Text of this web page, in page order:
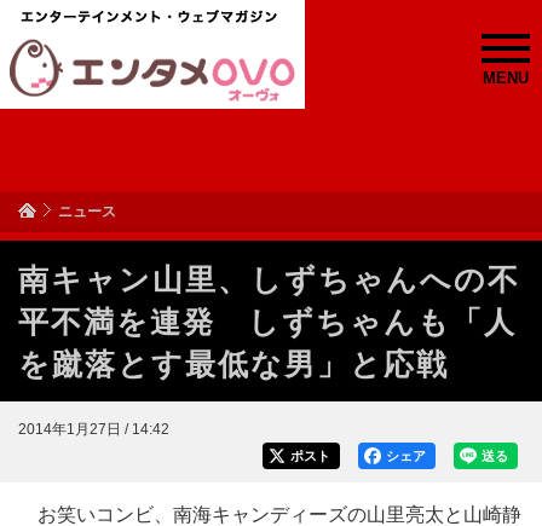
MENU
ニュース
南キャン山里、しずちゃんへの不
平不満を連発 しずちゃんも「人
を蹴落とす最低な男」と応戦
2014年1月27日 / 14:42
送る
シェア
ポスト
お笑いコンビ、南海キャンディーズの山里亮太と山崎静